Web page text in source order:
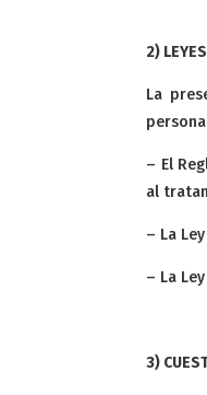
2)
La
– El
al
– La
– La
3)